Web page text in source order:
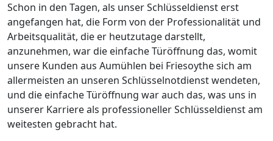
Schon in den Tagen, als unser Schlüsseldienst erst
angefangen hat, die Form von der Professionalität und
Arbeitsqualität, die er heutzutage darstellt,
anzunehmen, war die einfache Türöffnung das, womit
unsere Kunden aus Aumühlen bei Friesoythe sich am
allermeisten an unseren Schlüsselnotdienst wendeten,
und die einfache Türöffnung war auch das, was uns in
unserer Karriere als professioneller Schlüsseldienst am
weitesten gebracht hat.